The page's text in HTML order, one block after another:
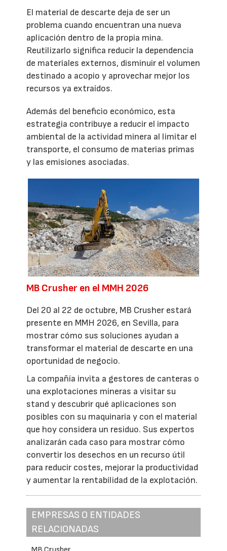
El material de descarte deja de ser un
problema cuando encuentran una nueva
aplicación dentro de la propia mina.
Reutilizarlo significa reducir la dependencia
de materiales externos, disminuir el volumen
destinado a acopio y aprovechar mejor los
recursos ya extraídos.
Además del beneficio económico, esta
estrategia contribuye a reducir el impacto
ambiental de la actividad minera al limitar el
transporte, el consumo de materias primas
y las emisiones asociadas.
MB Crusher en el MMH 2026
Del 20 al 22 de octubre, MB Crusher estará
presente en MMH 2026, en Sevilla, para
mostrar cómo sus soluciones ayudan a
transformar el material de descarte en una
oportunidad de negocio.
La compañía invita a gestores de canteras o
una explotaciones mineras a visitar su
stand y descubrir qué aplicaciones son
posibles con su maquinaria y con el material
que hoy considera un residuo. Sus expertos
analizarán cada caso para mostrar cómo
convertir los desechos en un recurso útil
para reducir costes, mejorar la productividad
y aumentar la rentabilidad de la explotación.
EMPRESAS O ENTIDADES
RELACIONADAS